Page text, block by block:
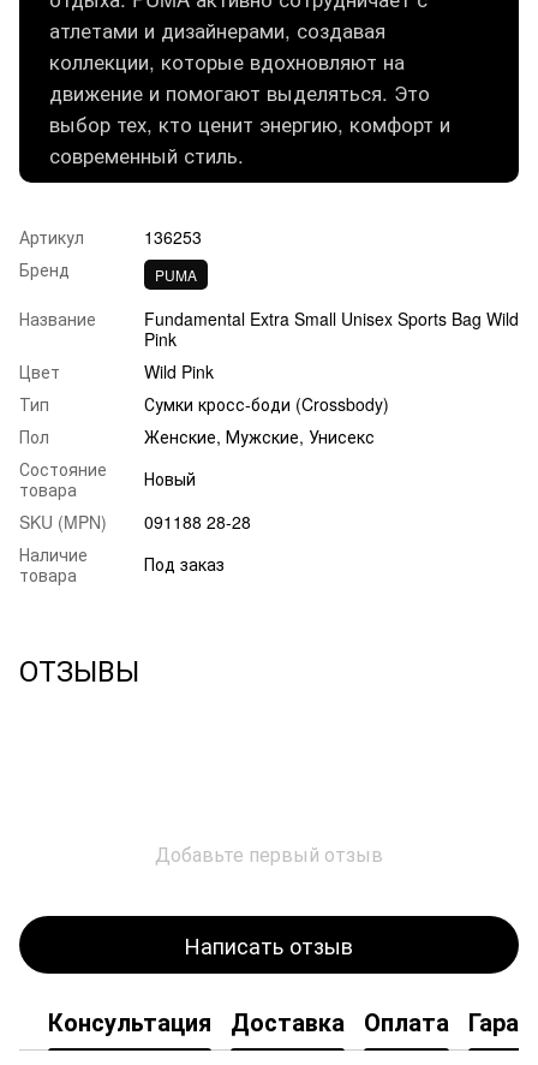
атлетами и дизайнерами, создавая
коллекции, которые вдохновляют на
движение и помогают выделяться. Это
выбор тех, кто ценит энергию, комфорт и
современный стиль.
Артикул
136253
Бренд
PUMA
Название
Fundamental Extra Small Unisex Sports Bag Wild
Pink
Цвет
Wild Pink
Тип
Сумки кросс-боди (Crossbody)
Пол
Женские, Мужские, Унисекс
Состояние
товара
Новый
SKU (MPN)
091188 28-28
Наличие
товара
Под заказ
ОТЗЫВЫ
Добавьте первый отзыв
Написать отзыв
Консультация Доставка Оплата